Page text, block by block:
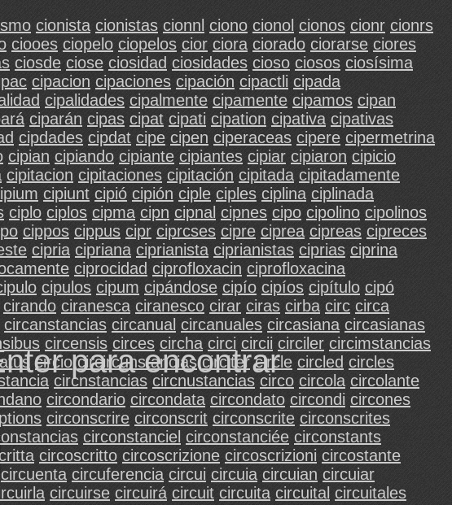
para encontrar
cionista cionistas cionnl ciono cionol cionos cionr cionrs
ciooes ciopelo ciopelos cior ciora ciorado ciorarse ciores
ciosde ciose ciosidad ciosidades cioso ciosos ciosísima
cipacion cipaciones cipación cipactli cipada
cipalidades cipalmente cipamente cipamos cipan
ciparán cipas cipat cipati cipation cipativa cipativas
cipdades cipdat cipe cipen ciperaceas cipere cipermetrina
cipian cipiando cipiante cipiantes cipiar cipiaron cipicio
cipitacion cipitaciones cipitación cipitada cipitadamente
cipiunt cipió cipión ciple ciples ciplina ciplinada
ciplo ciplos cipma cipn cipnal cipnes cipo cipolino cipolinos
cippos cippus cipr ciprcses cipre ciprea cipreas cipreces
cipria cipriana ciprianista ciprianistas ciprias ciprina
ciprocidad ciprofloxacin ciprofloxacina
cipulos cipum cipándose cipío cipíos cipítulo cipó
cirando ciranesca ciranesco cirar ciras cirba circ circa
circanstancias circanual circanuales circasiana circasianas
circensis circes circha circi circii circiler circimstancias
circio circircunstancias circiter circle circled circles
circnstancias circnustancias circo circola circolante
circondario circondata circondato circondi circones
circonscrire circonscrit circonscrite circonscrites
circonstanciel circonstanciée circonstants
circoscritto circoscrizione circoscrizioni circostante
circuenta circuferencia circui circuia circuian circuiar
circuirse circuirá circuit circuita circuital circuitales